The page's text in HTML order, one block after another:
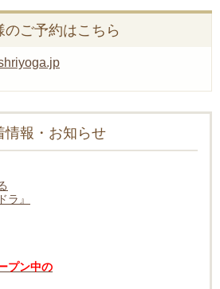
のご予約はこちら
情報・お知らせ
ラ』
プン中の